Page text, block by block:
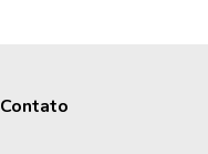
Contato